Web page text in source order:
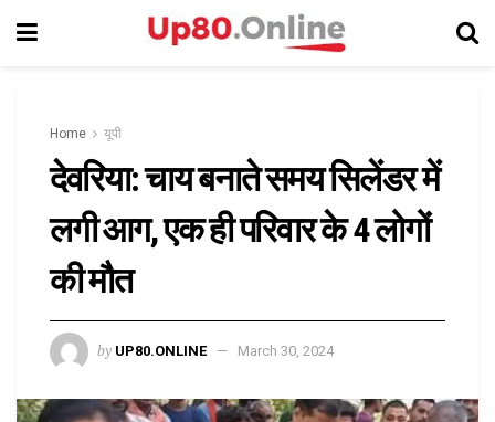
Home यूपी
देवरिया: चाय बनाते समय सिलेंडर में
लगी आग, एक ही परिवार के 4 लोगों
की मौत
by UP80.ONLINE March 30, 2024